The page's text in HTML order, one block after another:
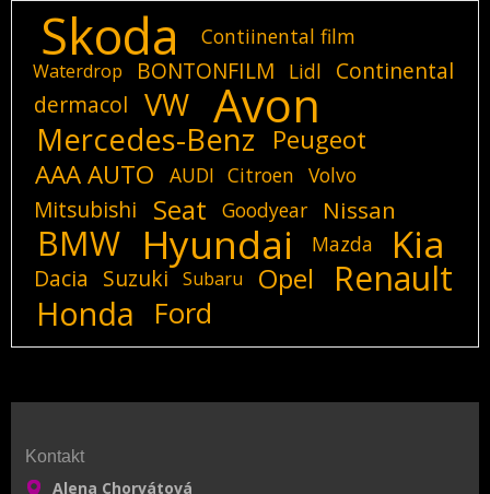
Skoda Contiinental film
Waterdrop BONTONFILM Lidl
Continental
dermacol
VW Avon
Mercedes-Benz
Peugeot
AAA AUTO
AUDI Citroen Volvo
Mitsubishi Seat Goodyear Nissan
BMW Hyundai Mazda Kia
Dacia Suzuki Subaru Opel Renault
Honda Ford
Kontakt
Alena Chorvátová